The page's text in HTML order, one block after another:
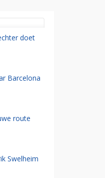
doet
Barcelona
route
Swelheim